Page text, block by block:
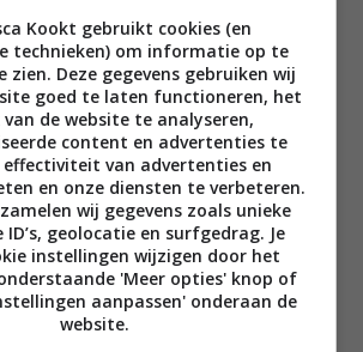
en de olijfolie in een medium
hoog voor.
fruit deze in een paar minuten
en peper toe en vervolgens de
Bak deze ongeveer een halve
toe en blijf goed roeren, anders
Zet eventueel het vuur wat lager.
bruin wordt van kleur voeg je de
toe. Blijf constant roeren
Kookt gebruikt cookies (en
technieken) om informatie op te
zien. Deze gegevens gebruiken wij
goed te laten functioneren, het
de website te analyseren,
content en advertenties te
effectiviteit van advertenties en
en onze diensten te verbeteren.
wij gegevens zoals unieke
geolocatie en surfgedrag. Je
instellingen wijzigen door het
'Meer opties' knop of
aanpassen' onderaan de
website.